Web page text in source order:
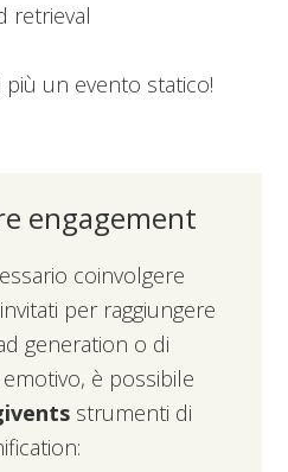
retrieval
più un evento statico!
engagement
coinvolgere
per raggiungere
generation o di
è possibile
strumenti di